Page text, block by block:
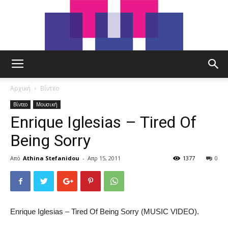
Αρχική Βίντεο
Βίντεο Μουσική
Enrique Iglesias – Tired Of
Being Sorry
Από Athina Stefanidou - Απρ 15, 2011 0
1377
Enrique Iglesias – Tired Of Being Sorry (MUSIC VIDEO).